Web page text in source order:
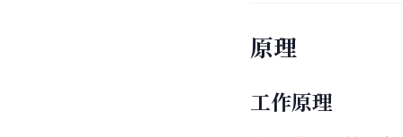
原理
工作原理